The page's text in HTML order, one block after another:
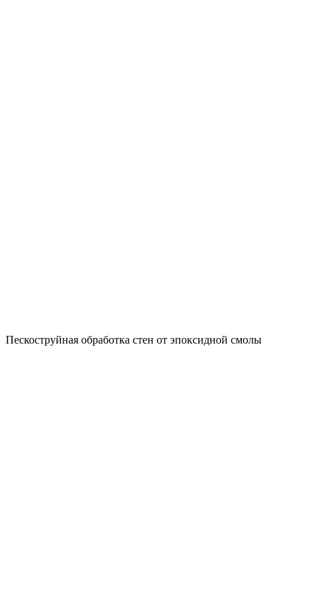
Пескоструйная обработка стен от эпоксидной смолы